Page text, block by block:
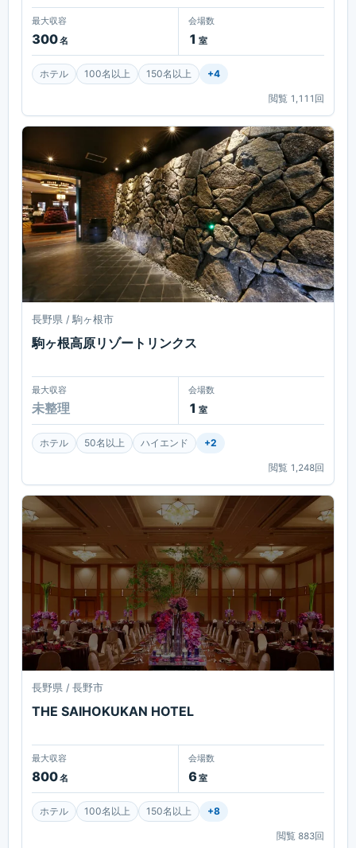
最大収容
300名
会場数
1 室
ホテル 100名以上 150名以上 +4
閲覧 1,111 回
長野県 / 駒ヶ根市
駒ヶ根高原リゾートリンクス
最大収容
未整理
会場数
1 室
ホテル 50名以上 ハイエンド +2
閲覧 1,248回
長野県 / 長野市
THE SAIHOKUKAN HOTEL
最大収容
800名
会場数
6 室
ホテル 100名以上 150名以上 +8
閲覧 883回